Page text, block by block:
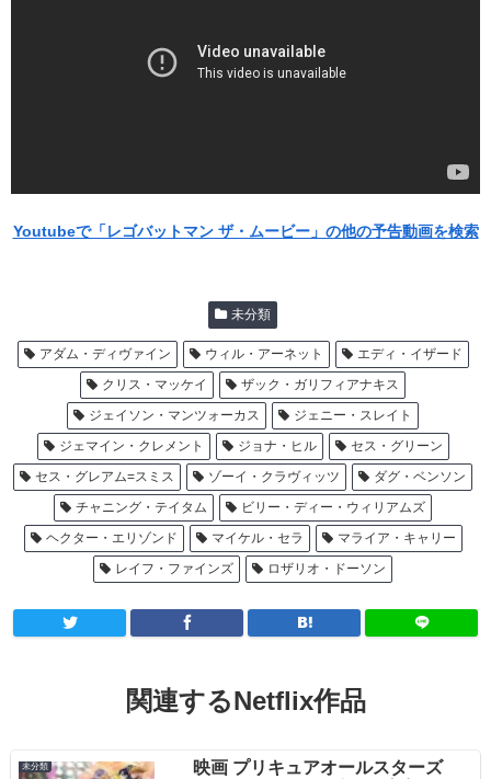
Youtubeで「レゴバットマン ザ・ムービー」の他の予告動画を検索
未分類
アダム・ディヴァイン ウィル・アーネット
エディ・イザード
クリス・マッケイ
ザック・ガリフィアナキス
ジェイソン・マンツォーカス
ジェニー・スレイト
ジェマイン・クレメント
ジョナ・ヒル
セス・グリーン
セス・グレアム=スミス
ゾーイ・クラヴィッツ
ダグ・ベンソン
チャニング・テイタム
ビリー・ディー・ウィリアムズ
ヘクター・エリゾンド
マイケル・セラ
マライア・キャリー
レイフ・ファインズ
ロザリオ・ドーソン
関連するNetflix作品
未分類
映画 プリキュアオールスターズ